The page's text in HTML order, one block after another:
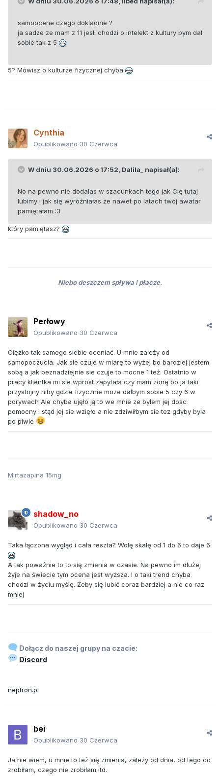
samoocene czego dokladnie ?
ja sadze ze mam z 11 jesli chodzi o intelekt z kultury bym dal
sobie tak z 5
5? Mówisz o kulturze fizycznej chyba
Cynthia
Opublikowano 30 Czerwca
W dniu 30.06.2026 o 17:52, Dalila_ napisał(a):
No na pewno nie dodalas w szacunkach tego jak Cię tutaj
lubimy i jak się wyróżniałas że nawet po latach twój awatar
pamiętałam :3
który pamiętasz?
Niebo deszczem spływa i płacze.
Perłowy
Opublikowano 30 Czerwca
Ciężko tak samego siebie oceniać. U mnie zależy od
samopoczucia. Jak sie czuje w miarę to wyżej bo bardziej jestem
sobą a jak beznadziejnie sie czuje to mocne 1 też. Ostatnio w
pracy klientka mi sie wprost zapytała czy mam żonę bo ja taki
przystojny niby gdzie fizycznie moze dałbym sobie 5 czy 6 w
porywach Ale chyba ujęło ją to we mnie ze byłem jej dosc
pomocny i stąd jej sie wzięło a nie zdziwiłbym sie tez gdyby byla
po piwie
Mirtazapina 15mg
shadow_no
Opublikowano 30 Czerwca
Taka łączona wygląd i cała reszta? Wolę skalę od 1 do 6 to daje 6.
A tak poważnie to to się zmienia w czasie. Na pewno im dłużej
żyje na świecie tym ocena jest wyższa. I o taki trend chyba
chodzi w życiu myślę. Żeby się lubić coraz bardziej a nie co raz
mniej
Dołącz do naszej grupy na czacie:
Discord
neptron.pl
bei
Opublikowano 30 Czerwca
Ja nie wiem, u mnie to też się zmienia, zależy od dnia, od tego co
zrobiłam, czego nie zrobiłam itd.